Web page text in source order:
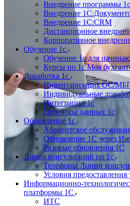
Внедрение программы 1с
Внедрение
Внедрение 1С:CRM
Дистанционное
Корпоративное
Обучение 1с
Обучение 1с для
Курсы по 1с Моя
Доработка 1с
Инвентаризация ОС/
Индивидуальные
Интеграции 1с
Переносы данных 1с
Обновление 1с
Абонентское
Обновление 1С через
Разовые обновления 1С
Линия консультаций по 1с
Телефоны Линии
Условия предоставления
Информационно-
платформы 1С
ИТС